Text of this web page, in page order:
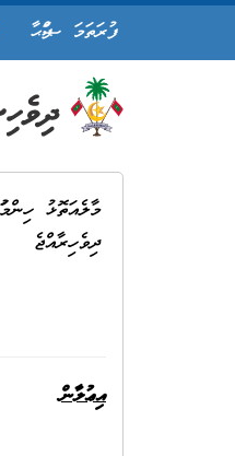
ފުރަތަމަ ޞަފްޙާ
މާލެއަތޮޅު
ދިވެހިރާއްޖެ
އިޢުލާން
މިރަށުގައި ހެދިފައިވާ